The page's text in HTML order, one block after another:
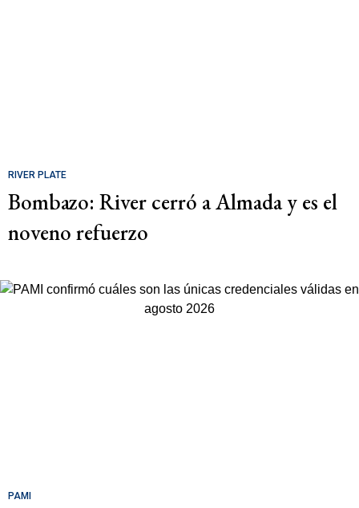
RIVER PLATE
Bombazo: River cerró a Almada y es el
noveno refuerzo
PAMI